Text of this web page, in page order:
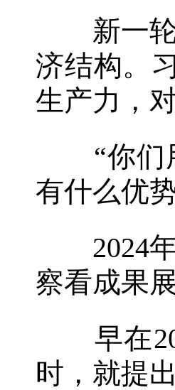
新一轮
济结构。
生产力，
“你们用
有什么优
2024年
察看成果
早在
时，就提